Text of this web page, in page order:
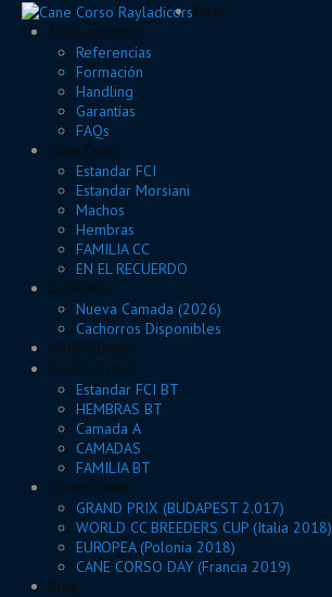
Inicio
Sobre nosotros
Referencias
Formación
Handling
Garantías
FAQs
Cane Corso
Estandar FCI
Estandar Morsiani
Machos
Hembras
FAMILIA CC
EN EL RECUERDO
Cachorros
Nueva Camada (2026)
Cachorros Disponibles
ADOPCIONES
Boston Terrier
Estandar FCI BT
HEMBRAS BT
Camada A
CAMADAS
FAMILIA BT
Exposiciones
GRAND PRIX (BUDAPEST 2.017)
WORLD CC BREEDERS CUP (Italia 2018)
EUROPEA (Polonia 2018)
CANE CORSO DAY (Francia 2019)
Blog